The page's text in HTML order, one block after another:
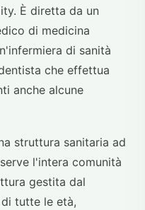
È diretta da un
di medicina
di sanità
che effettua
anche alcune
struttura sanitaria ad
l'intera comunità
gestita dal
tutte le età,